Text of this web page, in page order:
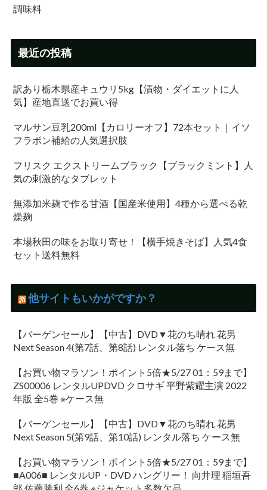
調味料
最近の投稿
訳あり栃木県産キュウリ5kg【漬物・ダイエットに人
気】産地直送でお買い得
マルサン豆乳200ml【カロリーオフ】72本セット｜イソ
フラボン補給の人気選択肢
フリスク エクストリームブラック【ブラックミント】人
気の刺激的なタブレット
無添加米麹で作る甘酒【国産米使用】4種から選べる乾
燥麹
本場秋田の味をお取り寄せ！【横手焼きそば】人気4食
セット送料無料
他サイトもいかがですか？
【バーゲンセール】【中古】DVD▼花のち晴れ 花男
Next Season 4(第7話、第8話) レンタル落ち ケース無
【お買い物マラソン！ポイント5倍★5/27 01：59まで】
ZS00006 レンタルUPDVD クロサギ 平野紫耀主演 2022
年版 全5巻 ※ケース無
【バーゲンセール】【中古】DVD▼花のち晴れ 花男
Next Season 5(第9話、第10話) レンタル落ち ケース無
【お買い物マラソン！ポイント5倍★5/27 01：59まで】
■A006■ レンタルUP・DVD ハングリー！ 向井理 稲垣吾